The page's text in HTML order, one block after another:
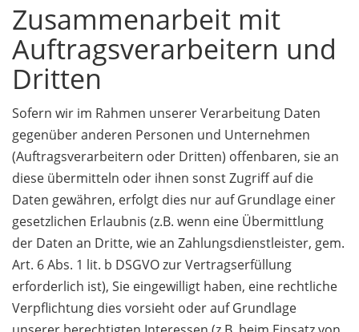
Zusammenarbeit mit
Auftragsverarbeitern und
Dritten
Sofern wir im Rahmen unserer Verarbeitung Daten
gegenüber anderen Personen und Unternehmen
(Auftragsverarbeitern oder Dritten) offenbaren, sie an
diese übermitteln oder ihnen sonst Zugriff auf die
Daten gewähren, erfolgt dies nur auf Grundlage einer
gesetzlichen Erlaubnis (z.B. wenn eine Übermittlung
der Daten an Dritte, wie an Zahlungsdienstleister, gem.
Art. 6 Abs. 1 lit. b DSGVO zur Vertragserfüllung
erforderlich ist), Sie eingewilligt haben, eine rechtliche
Verpflichtung dies vorsieht oder auf Grundlage